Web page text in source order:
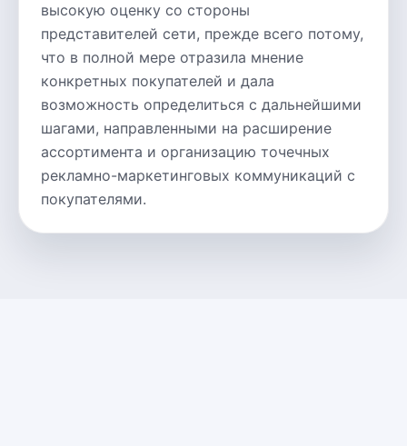
высокую оценку со стороны
представителей сети, прежде всего потому,
что в полной мере отразила мнение
конкретных покупателей и дала
возможность определиться с дальнейшими
шагами, направленными на расширение
ассортимента и организацию точечных
рекламно-маркетинговых коммуникаций с
покупателями.